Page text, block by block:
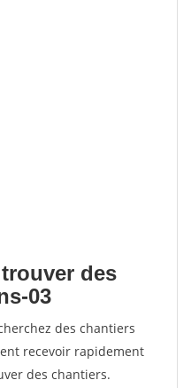
des
03
des chantiers
recevoir rapidement
des chantiers.